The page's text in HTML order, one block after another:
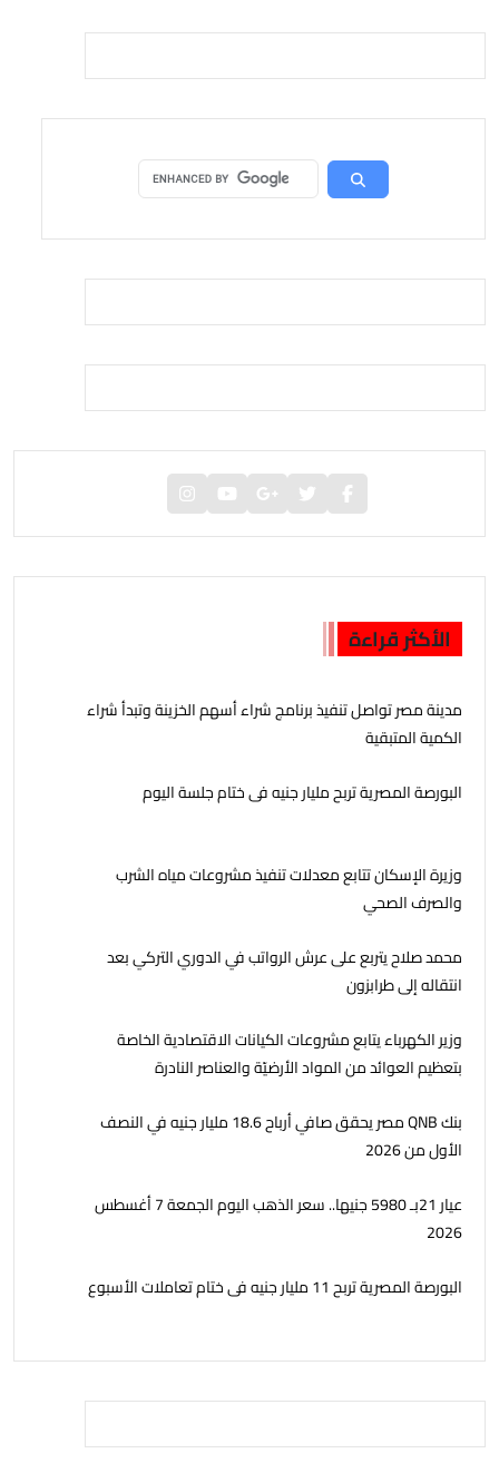
الأكثر قراءة
مدينة مصر تواصل تنفيذ برنامج شراء أسهم الخزينة وتبدأ شراء
الكمية المتبقية
البورصة المصرية تربح مليار جنيه فى ختام جلسة اليوم
وزيرة الإسكان تتابع معدلات تنفيذ مشروعات مياه الشرب
والصرف الصحي
محمد صلاح يتربع على عرش الرواتب في الدوري التركي بعد
انتقاله إلى طرابزون
وزير الكهرباء يتابع مشروعات الكيانات الاقتصادية الخاصة
بتعظيم العوائد من المواد الأرضيّة والعناصر النادرة
بنك QNB مصر يحقق صافي أرباح 18.6 مليار جنيه في النصف
الأول من 2026
عيار 21بـ 5980 جنيها.. سعر الذهب اليوم الجمعة 7 أغسطس
2026
البورصة المصرية تربح 11 مليار جنيه فى ختام تعاملات الأسبوع